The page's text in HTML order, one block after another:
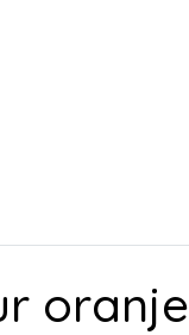
oranje